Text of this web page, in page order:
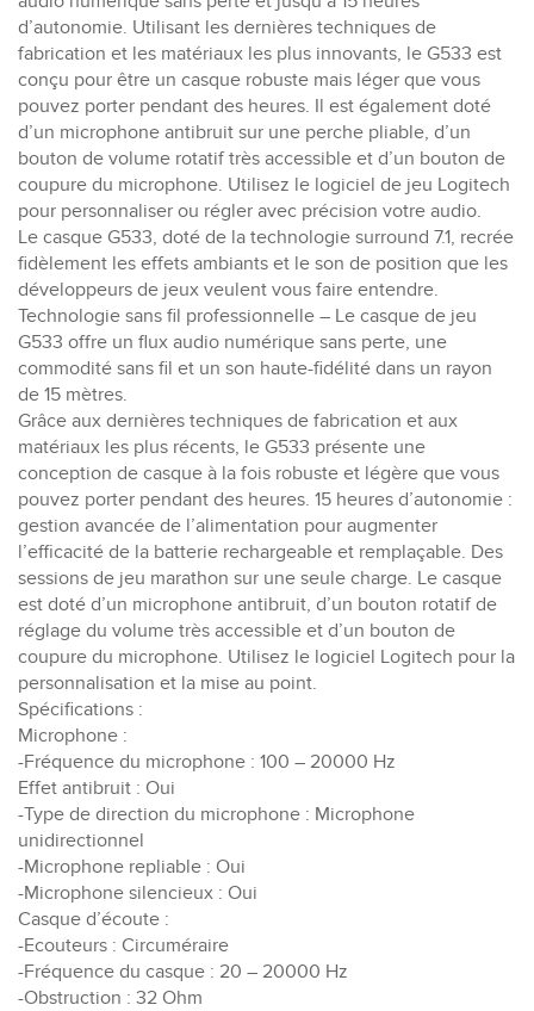
d’autonomie. Utilisant les dernières techniques de
fabrication et les matériaux les plus innovants, le G533 est
conçu pour être un casque robuste mais léger que vous
pouvez porter pendant des heures. Il est également doté
d’un microphone antibruit sur une perche pliable, d’un
bouton de volume rotatif très accessible et d’un bouton de
coupure du microphone. Utilisez le logiciel de jeu Logitech
pour personnaliser ou régler avec précision votre audio.
Le casque G533, doté de la technologie surround 7.1, recrée
fidèlement les effets ambiants et le son de position que les
développeurs de jeux veulent vous faire entendre.
Technologie sans fil professionnelle – Le casque de jeu
G533 offre un flux audio numérique sans perte, une
commodité sans fil et un son haute-fidélité dans un rayon
de 15 mètres.
Grâce aux dernières techniques de fabrication et aux
matériaux les plus récents, le G533 présente une
conception de casque à la fois robuste et légère que vous
pouvez porter pendant des heures. 15 heures d’autonomie :
gestion avancée de l’alimentation pour augmenter
l’efficacité de la batterie rechargeable et remplaçable. Des
sessions de jeu marathon sur une seule charge. Le casque
est doté d’un microphone antibruit, d’un bouton rotatif de
réglage du volume très accessible et d’un bouton de
coupure du microphone. Utilisez le logiciel Logitech pour la
personnalisation et la mise au point.
Spécifications :
Microphone :
-Fréquence du microphone : 100 – 20000 Hz
Effet antibruit : Oui
-Type de direction du microphone : Microphone
unidirectionnel
-Microphone repliable : Oui
-Microphone silencieux : Oui
Casque d’écoute :
-Ecouteurs : Circuméraire
-Fréquence du casque : 20 – 20000 Hz
-Obstruction : 32 Ohm